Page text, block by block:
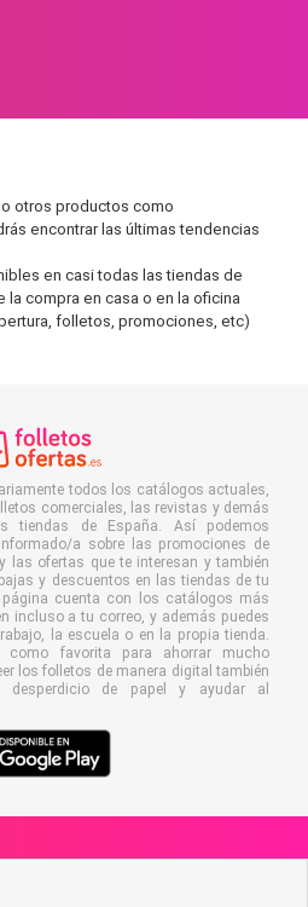
otros productos como
encontrar las últimas tendencias
en casi todas las tiendas de
compra en casa o en la oficina
folletos, promociones, etc)
todos los catálogos actuales,
comerciales, las revistas y demás
tiendas de España. Así podemos
a sobre las promociones de
las ofertas que te interesan y también
y descuentos en las tiendas de tu
cuenta con los catálogos más
incluso a tu correo, y además puedes
la escuela o en la propia tienda.
como favorita para ahorrar mucho
los folletos de manera digital también
desperdicio de papel y ayudar al